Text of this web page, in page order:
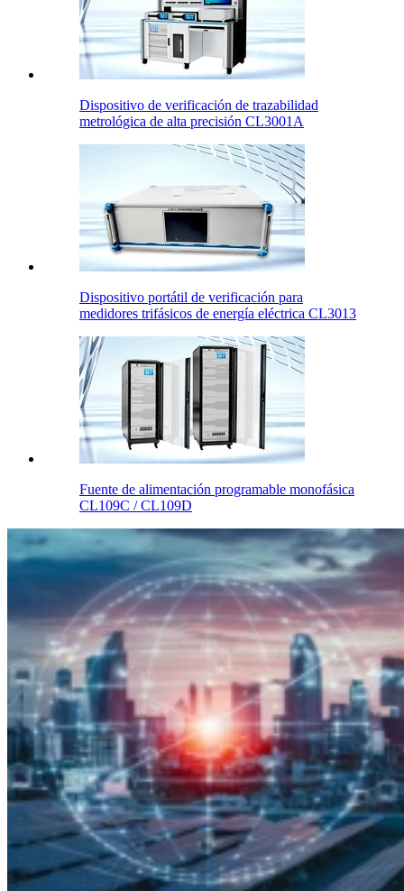
Dispositivo de verificación de trazabilidad
metrológica de alta precisión CL3001A
Dispositivo portátil de verificación para
medidores trifásicos de energía eléctrica CL3013
Fuente de alimentación programable monofásica
CL109C / CL109D